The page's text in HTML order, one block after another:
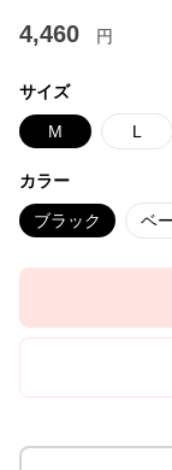
4,460 円
サイズ
M L
カラー
ブラック ベ